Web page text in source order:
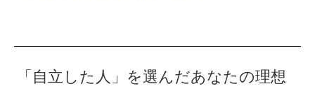
「自立した人」を選んだあなたの理想